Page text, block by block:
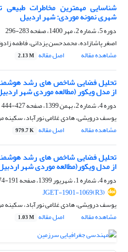
شناسایی مهمترین مخاطرات طبیعی
شهری نمونه موردی: شهر اردبیل
دوره 5، شماره 2، مهر 1400، صفحه
283-296
اصغر پاشازاده، محمدحسن یزدانی، فاطمه
مشاهده مقاله
اصل مقاله 2.13 M
تحلیل فضایی شاخص های رشد
از مدل ویکور (مطالعه موردی شهر
دوره 4، شماره 2، بهمن 1399، صفحه
427-444
یوسف درویشی، هادی غلامی نورآباد، سکینه
مشاهده مقاله
اصل مقاله 979.7 K
تحلیل فضایی شاخص های رشد
از مدل ویکور(مطالعه موردی شهر
دوره 4، شماره 1، شهریور 1399، صفحه
191-174
JGET-1901-1069(R3)
یوسف درویشی، هادی غلامی نورآباد، سکینه
مشاهده مقاله
اصل مقاله 1.03 M